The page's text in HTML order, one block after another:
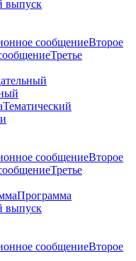
выпуск
сообщениеВторое
Третье
Тематический
сообщениеВторое
Третье
Программа
выпуск
сообщениеВторое